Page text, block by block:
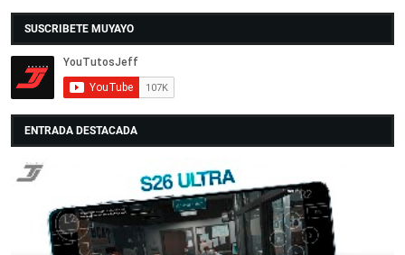
SUSCRIBETE MUYAYO
ENTRADA DESTACADA